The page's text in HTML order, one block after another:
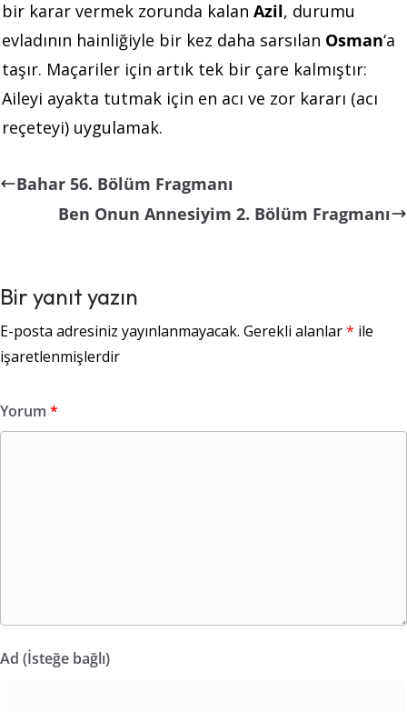
bir karar vermek zorunda kalan Azil, durumu
evladının hainliğiyle bir kez daha sarsılan Osman‘a
taşır. Maçariler için artık tek bir çare kalmıştır:
Aileyi ayakta tutmak için en acı ve zor kararı (acı
reçeteyi) uygulamak.
Bahar 56. Bölüm Fragmanı
Ben Onun Annesiyim 2. Bölüm Fragmanı
Bir yanıt yazın
E-posta adresiniz yayınlanmayacak. Gerekli alanlar* ile
işaretlenmişlerdir
Yorum *
Ad (İsteğe bağlı)